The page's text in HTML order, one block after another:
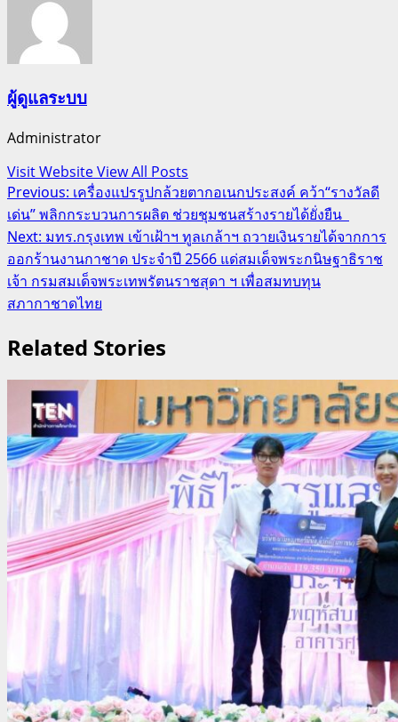
ผู้ดูแลระบบ
Administrator
Visit WebsiteView All Posts
Post
navigation
Previous: เครื่องแปรรูปกล้วยตากอเนกประสงค์ คว้า“รางวัลดี
เด่น” พลิกกระบวนการผลิต ช่วยชุมชนสร้างรายได้ยั่งยืน
Next: มทร.กรุงเทพ เข้าเฝ้าฯ ทูลเกล้าฯ ถวายเงินรายได้จากการ
ออกร้านงานกาชาด ประจำปี 2566 แด่สมเด็จพระกนิษฐาธิราช
เจ้า กรมสมเด็จพระเทพรัตนราชสุดา ฯ เพื่อสมทบทุน
สภากาชาดไทย
Related Stories